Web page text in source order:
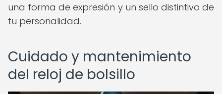
una forma de expresión y un sello distintivo de
tu personalidad.
Cuidado y mantenimiento
del reloj de bolsillo